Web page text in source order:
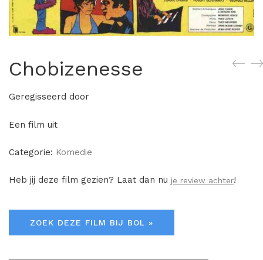
Chobizenesse
Geregisseerd door
Een film uit
Categorie: Komedie
Heb jij deze film gezien? Laat dan nu je review achter!
ZOEK DEZE FILM BIJ BOL »